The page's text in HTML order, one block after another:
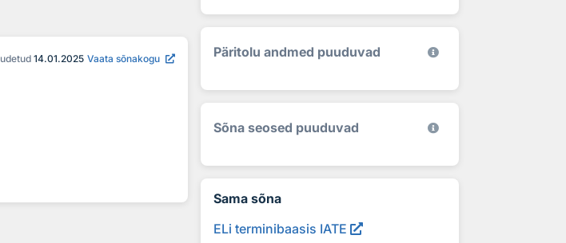
14.01.2025 Vaata sõnakogu Päritolu andmed puuduvad
Sõna seosed puuduvad
Sama sõna
ELi terminibaasis IATE